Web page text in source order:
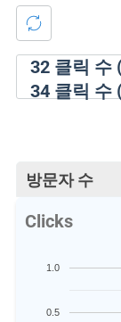
32클릭 수
34클릭 수
방문자 수
Clicks
0.5
1.0